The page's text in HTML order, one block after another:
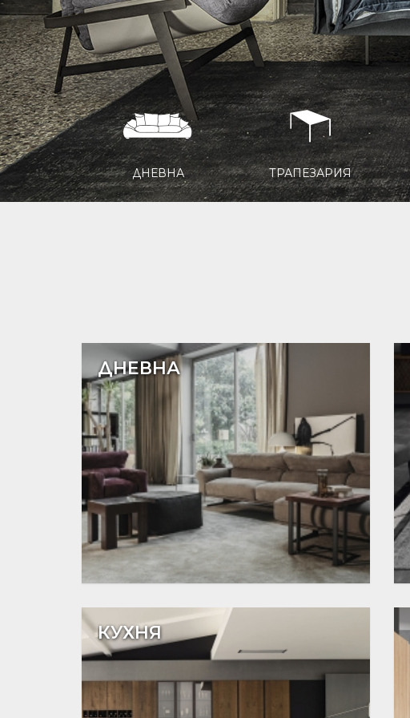
ТРАПЕЗАРИЯ СПАЛНЯ
ДНЕВНА
КУХНЯ